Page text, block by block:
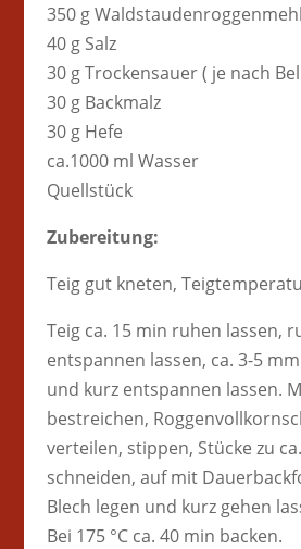
350 g Waldstaudenroggenmehl
40 g Salz
30 g Trockensauer ( je nach
30 g Backmalz
30 g Hefe
ca.1000 ml Wasser
Quellstück
Zubereitung:
Teig gut kneten,
Teig ca. 15 min ruhen lassen,
entspannen lassen, ca. 3-5
und kurz entspannen lassen.
bestreichen,
verteilen, stippen, Stücke zu
schneiden, auf mit
Blech legen und kurz gehen
Bei 175 °C ca. 40 min backen.